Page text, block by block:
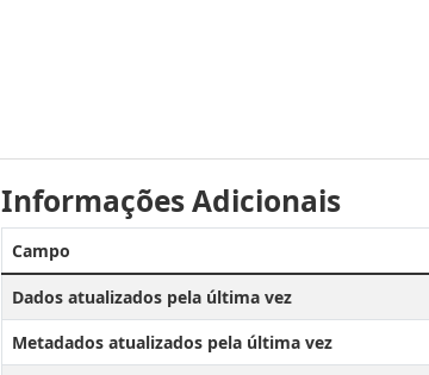
Informações Adicionais
Campo
Dados atualizados pela última vez
Metadados atualizados pela última vez